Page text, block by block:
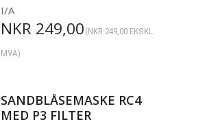
I/A
NKR 249,00 (NKR 249,00EKSKL.
MVA)
SANDBLÅSEMASKE RC4
MED P3 FILTER